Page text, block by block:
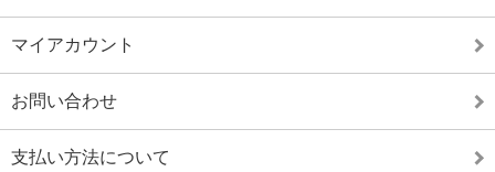
マイアカウント
お問い合わせ
支払い方法について